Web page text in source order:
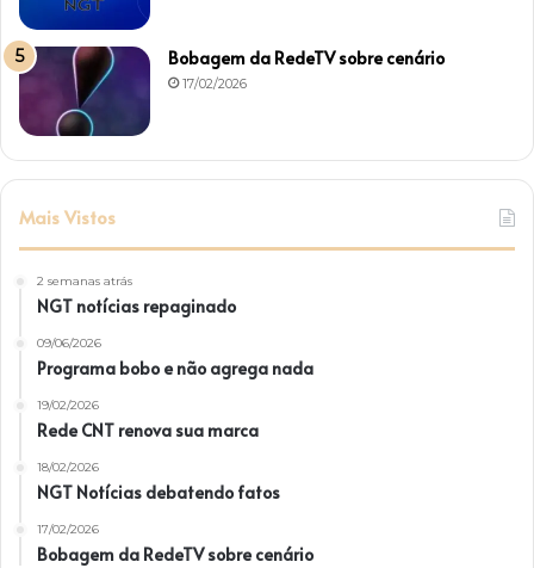
Bobagem da RedeTV sobre cenário
17/02/2026
Mais Vistos
2 semanas atrás
NGT notícias repaginado
09/06/2026
Programa bobo e não agrega nada
19/02/2026
Rede CNT renova sua marca
18/02/2026
NGT Notícias debatendo fatos
17/02/2026
Bobagem da RedeTV sobre cenário